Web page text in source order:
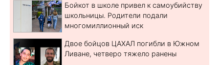
Бойкот в школе привел к самоубийству
школьницы. Родители подали
многомиллионный иск
Двое бойцов ЦАХАЛ погибли в Южном
Ливане, четверо тяжело ранены